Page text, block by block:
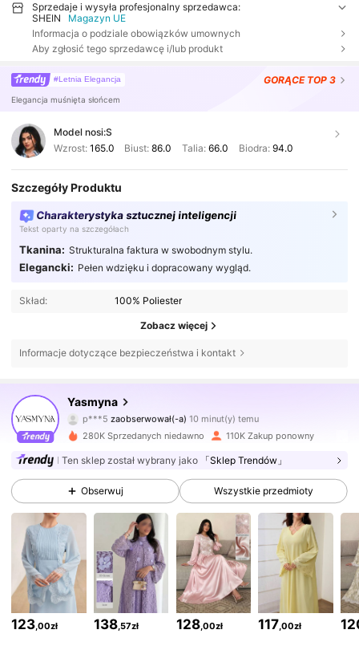
Sprzedaje i wysyła profesjonalny sprzedawca:
SHEIN
Magazyn UE
Informacja o podziale obowiązków umownych
Aby zgłosić tego sprzedawcę i/lub produkt
#Letnia Elegancja GORĄCE TOP 3
Elegancja muśnięta słońcem
Model nosi:S
Wzrost: 165.0 Biust:86.0 Talia: 66.0 Biodra: 94.0
Szczegóły Produktu
Charakterystyka sztucznej inteligencji
Tekst oparty na szczegółach
Tkanina: Strukturalna faktura w swobodnym stylu.
Elegancki: Pełen wdzięku i dopracowany wygląd.
Skład: 100% Poliester
Zobacz więcej
Informacje dotyczące bezpieczeństwa i kontakt
Yasmyna
4,76 133K Obserwujący
p***5zaobserwował(-a)
s***kprzegląda
4,76
133K Obserwujący
4,76 133K Obserwujący
133K Obserwujący
133K Obserwujący
280K Sprzedanych niedawno 110K Zakup ponowny
Ten sklep został wybrany jako 「Sklep Trendów」
Obserwuj Wszystkie przedmioty
123,00zł 138,57zł 128,00zł 117,00zł